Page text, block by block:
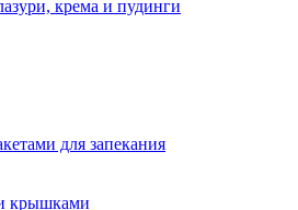
крема и пудинги
для запекания
крышками